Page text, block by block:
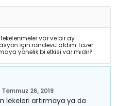
var ve bir ay
için randevu aldım. lazer
yönelik bi etkisi var mıdır?
Temmuz 26, 2019
lekeleri artırmaya ya da